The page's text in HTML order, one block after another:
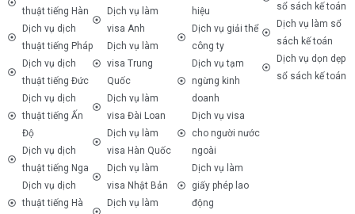
thuật tiếng Hàn
Dịch vụ dịch
thuật tiếng Pháp
Dịch vụ dịch
thuật tiếng Đức
Dịch vụ dịch
thuật tiếng Ấn
Độ
Dịch vụ dịch
thuật tiếng Nga
Dịch vụ dịch
thuật tiếng Hà
Dịch vụ làm
visa Anh
Dịch vụ làm
visa Trung
Quốc
Dịch vụ làm
visa Đài Loan
Dịch vụ làm
visa Hàn Quốc
Dịch vụ làm
visa Nhật Bản
Dịch vụ làm
hiệu
Dịch vụ giải thể
công ty
Dịch vụ tạm
ngừng kinh
doanh
Dịch vụ visa
cho người nước
ngoài
Dịch vụ làm
giấy phép lao
động
sổ sách kế toán
Dịch vụ làm sổ
sách kế toán
Dịch vụ dọn dẹp
sổ sách kế toán